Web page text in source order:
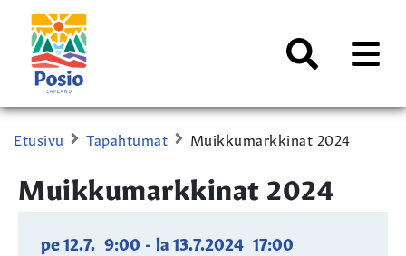
Siirry sisältöön
Kaupungin
logo
AVAA
Etusivu Tapahtumat Muikkumarkkinat 2024
Muikkumarkkinat 2024
pe 12.7. 9:00 - la 13.7.2024 17:00